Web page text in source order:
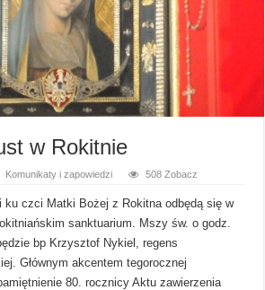
w Rokitnie
Komunikaty i zapowiedzi 508 Zobacz
ku czci Matki Bożej z Rokitna odbędą się w
sanktuarium. Mszy św. o godz.
bp Krzysztof Nykiel, regens
Głównym akcentem tegorocznej
80. rocznicy Aktu zawierzenia